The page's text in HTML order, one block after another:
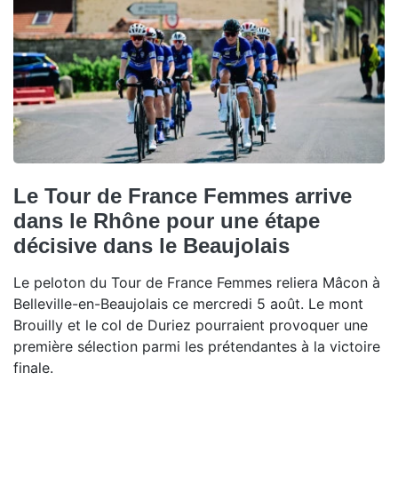
Le Tour de France Femmes arrive
dans le Rhône pour une étape
décisive dans le Beaujolais
Le peloton du Tour de France Femmes reliera Mâcon à
Belleville-en-Beaujolais ce mercredi 5 août. Le mont
Brouilly et le col de Duriez pourraient provoquer une
première sélection parmi les prétendantes à la victoire
finale.